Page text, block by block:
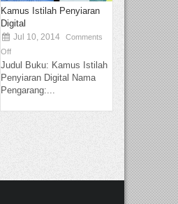
Kamus Istilah Penyiaran
Digital
Jul 10, 2014
Comments
Off
Judul Buku: Kamus Istilah
Penyiaran Digital Nama
Pengarang:...